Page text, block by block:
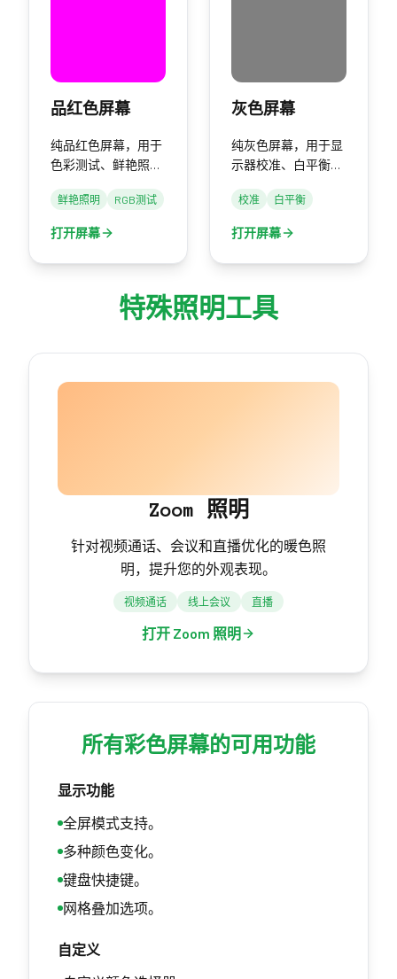
品红色屏幕
纯品红色屏幕，用于
色彩测试、鲜艳照明
鲜艳照明 RGB测试
打开屏幕
灰色屏幕
纯灰色屏幕，用于显
示器校准、白平衡和
校准 白平衡
打开屏幕
特殊照明工具
Zoom 照明
针对视频通话、会议和直播优化的暖色照
明，提升您的外观表现。
视频通话 线上会议 直播
打开 Zoom 照明
所有彩色屏幕的可用功能
显示功能
全屏模式支持。
多种颜色变化。
键盘快捷键。
网格叠加选项。
自定义